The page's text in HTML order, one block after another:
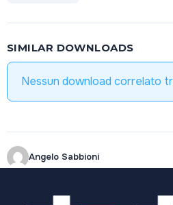
SIMILAR DOWNLOADS
Nessun download correlato
Angelo Sabbioni